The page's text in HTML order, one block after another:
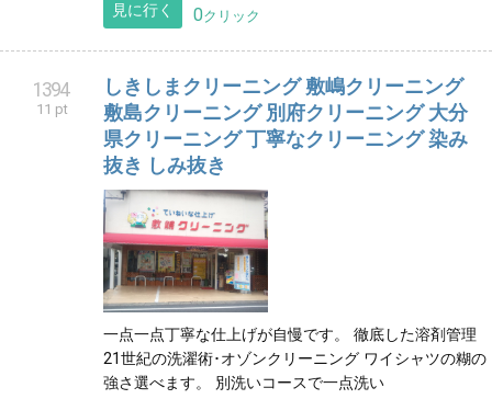
見に行く 0クリック
1394
11 pt
しきしまクリーニング 敷嶋クリーニング
敷島クリーニング 別府クリーニング 大分
県クリーニング 丁寧なクリーニング 染み
抜き しみ抜き
一点一点丁寧な仕上げが自慢です。 徹底した溶剤管理
21世紀の洗濯術･オゾンクリーニング ワイシャツの糊の
強さ選べます。 別洗いコースで一点洗い